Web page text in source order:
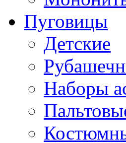
Пуговицы
Детские
Наборы